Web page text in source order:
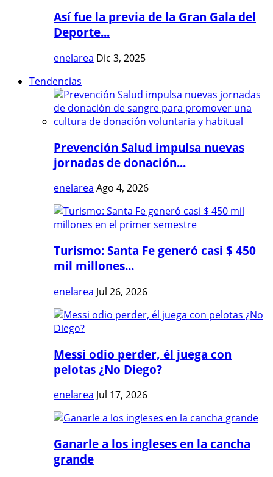
Así fue la previa de la Gran Gala del
Deporte...
enelarea Dic 3, 2025
Tendencias
Prevención Salud impulsa nuevas
jornadas de donación...
enelarea Ago 4, 2026
Turismo: Santa Fe generó casi $ 450
mil millones...
enelarea Jul 26, 2026
Messi odio perder, él juega con
pelotas ¿No Diego?
enelarea Jul 17, 2026
Ganarle a los ingleses en la cancha
grande